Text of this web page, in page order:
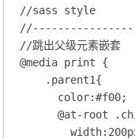
//sass style
//跳出父级元素嵌套
@media print {
.parent1{
color:#f00;
@at-root
width: 200